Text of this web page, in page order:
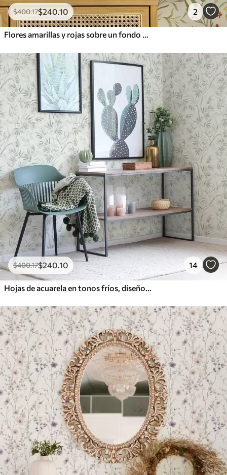
$400.17$240.10 2
Flores amarillas y rojas sobre un fondo verde claro
$400.17$240.10 14
Hojas de acuarela en tonos fríos, diseño minimalista